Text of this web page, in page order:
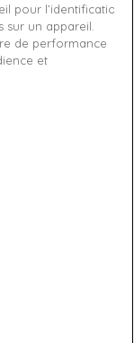
pour l’identification.
un appareil.
de performance
et